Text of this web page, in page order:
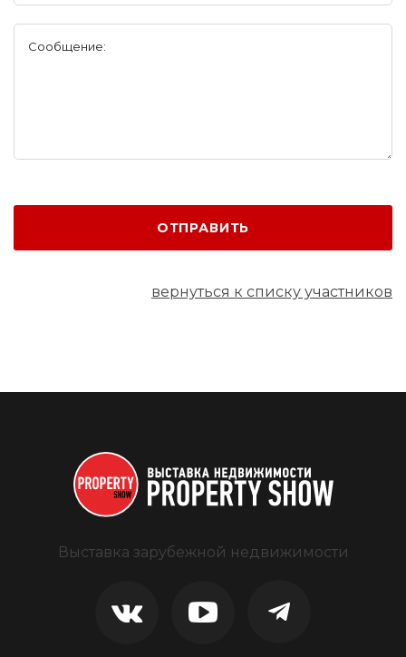
Сообщение:
ОТПРАВИТЬ
вернуться к списку участников
Выставка зарубежной недвижимости